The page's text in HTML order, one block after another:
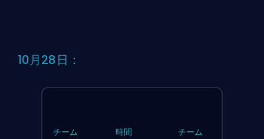
10月28日：
チーム 時間 チーム